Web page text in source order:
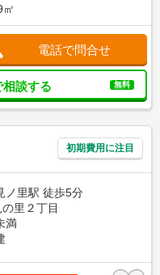
電話で問合せ
談する 無料
初期費用に注目
ノ里駅 徒歩5分
里２丁目
満